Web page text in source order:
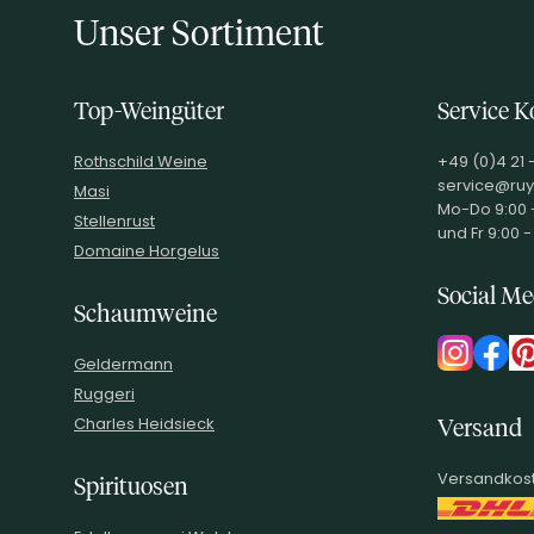
Unser Sortiment
Top-Weingüter
Rothschild Weine
Masi
Stellenrust
Domaine Horgelus
Schaumweine
Geldermann
Ruggeri
Charles Heidsieck
Spirituosen
Service
+49 (0)4 21
Mo-Do 9:00
und Fr 9:00 -
Social
Versand